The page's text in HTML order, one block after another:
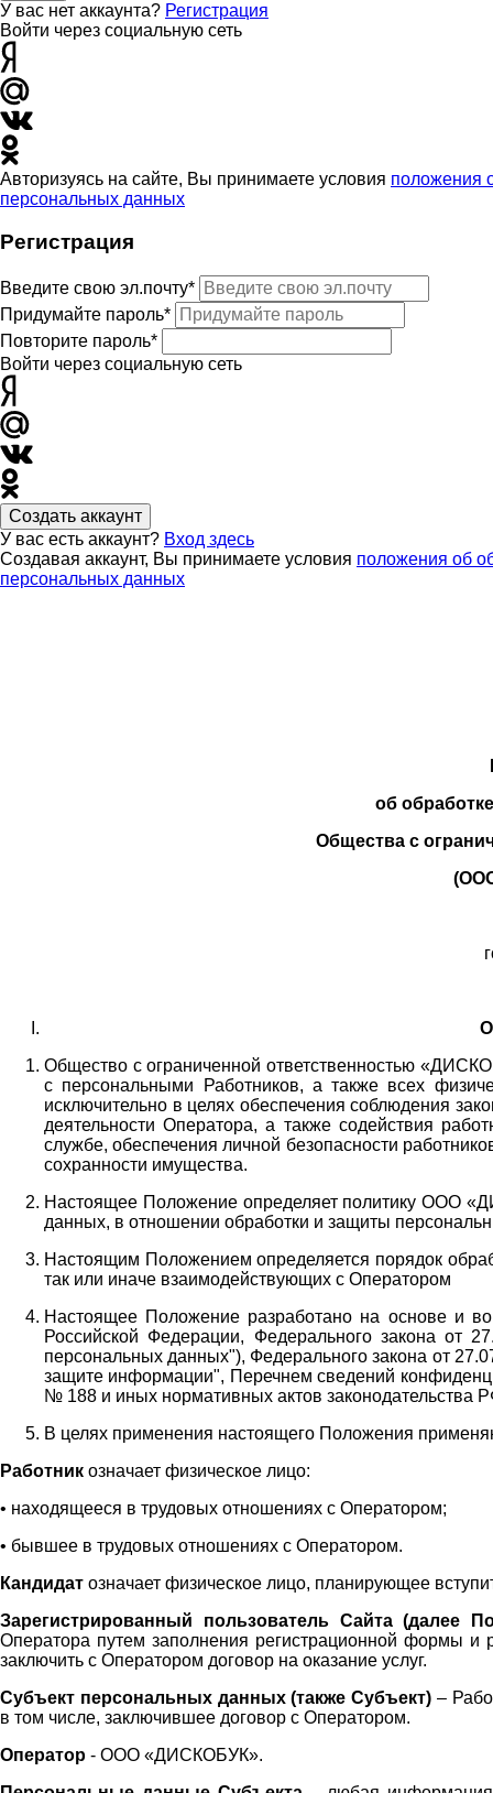
У вас нет аккаунта? Регистрация
Войти через социальную сеть
Авторизуясь на сайте, Вы принимаете условия положения
персональных данных
Регистрация
Введите свою эл.почту*
Придумайте пароль*
Повторите пароль*
Войти через социальную сеть
Создать аккаунт
У вас есть аккаунт? Вход здесь
Создавая аккаунт, Вы принимаете условия положения об
персональных данных
об
Общества с
Общество с ограниченной ответственностью
с персональными Работников, а также всех
исключительно в целях обеспечения соблюдения
деятельности Оператора,а также содействия
службе, обеспечения личной безопасности
сохранности имущества.
Настоящее Положение определяет политику ООО
данных, в отношении обработки и защиты
Настоящим Положением определяется порядок
так или иначе взаимодействующих с Оператором
Настоящее Положение разработано на основе и во
Российской Федерации, Федерального закона
персональных данных"), Федерального закона от
защите информации", Перечнем сведений
№ 188 и иных нормативных актов законодательства
В целях применения настоящего Положения
Работник означает физическое лицо:
• находящееся в трудовых отношениях с Оператором;
• бывшее в трудовых отношениях с Оператором.
Кандидат означает физическое лицо, планирующее
Зарегистрированный пользователь Сайта (далее
Оператора путем заполнения регистрационной формы и
заключить с Оператором договор на оказание услуг.
Субъект персональных данных (также Субъект) –
в том числе, заключившее договор с Оператором.
Оператор - ООО «ДИСКОБУК».